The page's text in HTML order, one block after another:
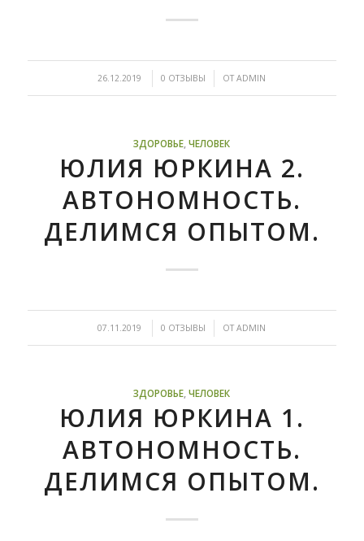
26.12.2019
/ 0 ОТЗЫВЫ
/ ОТADMIN
ЗДОРОВЬЕ ,ЧЕЛОВЕК
ЮЛИЯ ЮРКИНА 2.
АВТОНОМНОСТЬ.
ДЕЛИМСЯ ОПЫТОМ.
07.11.2019
/ 0 ОТЗЫВЫ
/ ОТADMIN
ЗДОРОВЬЕ ,ЧЕЛОВЕК
ЮЛИЯ ЮРКИНА 1.
АВТОНОМНОСТЬ.
ДЕЛИМСЯ ОПЫТОМ.